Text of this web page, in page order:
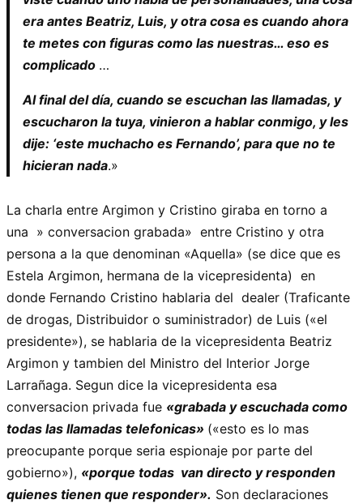
era antes Beatriz, Luis, y otra cosa es cuando ahora
te metes con figuras como las nuestras… eso es
complicado …
Al final del día, cuando se escuchan las llamadas, y
escucharon la tuya, vinieron a hablar conmigo, y les
dije: ‘este muchacho es Fernando’, para que no te
hicieran nada.»
La charla entre Argimon y Cristino giraba en torno a
una » conversacion grabada» entre Cristino y otra
persona a la que denominan «Aquella» (se dice que es
Estela Argimon, hermana de la vicepresidenta) en
donde Fernando Cristino hablaria del dealer (Traficante
de drogas, Distribuidor o suministrador) de Luis («el
presidente»), se hablaria de la vicepresidenta Beatriz
Argimon y tambien del Ministro del Interior Jorge
Larrañaga. Segun dice la vicepresidenta esa
conversacion privada fue «grabada y escuchada como
todas las llamadas telefonicas» («esto es lo mas
preocupante porque seria espionaje por parte del
gobierno»), «porque todas van directo y responden
quienes tienen que responder». Son declaraciones